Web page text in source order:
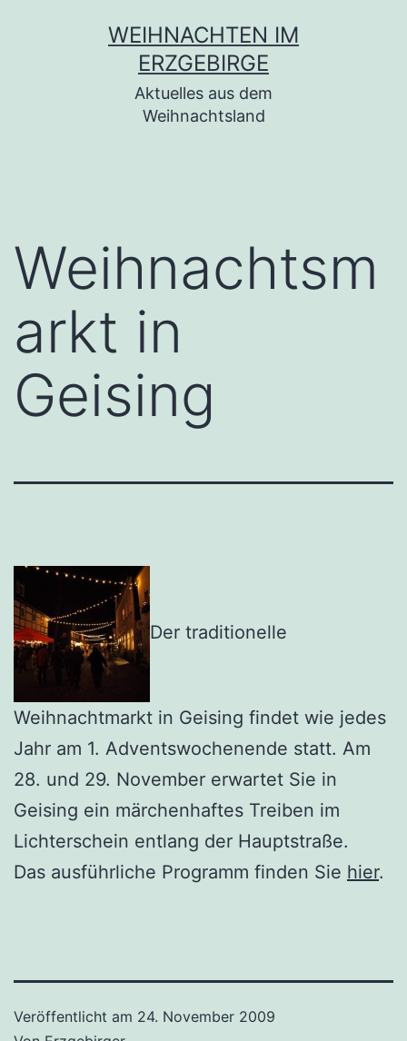
WEIHNACHTEN IM
ERZGEBIRGE
Aktuelles aus dem
Weihnachtsland
Weihnachtsm
arkt in
Geising
Der traditionelle
Weihnachtmarkt in Geising findet wie jedes
Jahr am 1. Adventswochenende statt. Am
28. und 29. November erwartet Sie in
Geising ein märchenhaftes Treiben im
Lichterschein entlang der Hauptstraße.
Das ausführliche Programm finden Sie hier.
Veröffentlicht am 24. November 2009